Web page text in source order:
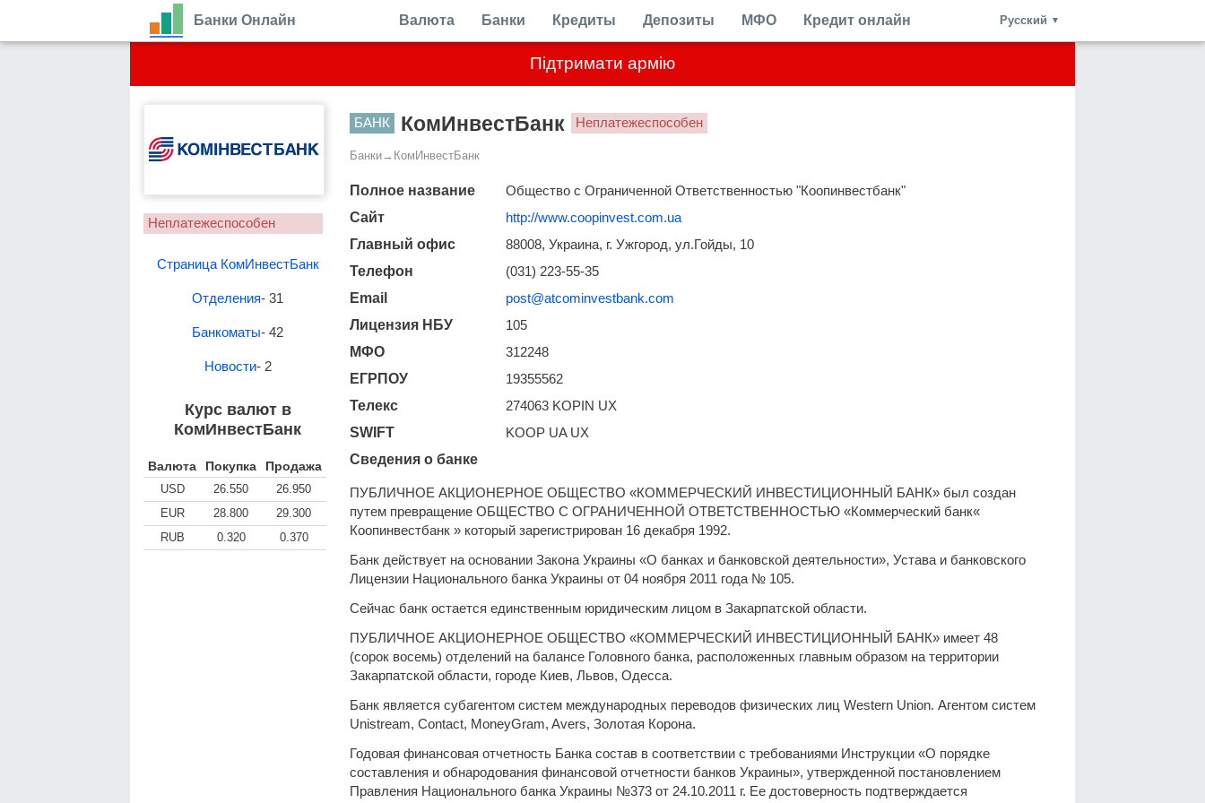
Підтримати армію
Банки Онлайн Валюта Банки Кредиты Депозиты МФО Кредит онлайн Русский ▼
Неплатежеспособен
Страница КомИнвестБанк
Отделения- 31
Банкоматы- 42
Новости- 2
Курс валют в
КомИнвестБанк
Валюта Покупка Продажа
USD 26.550
26.950
EUR
28.800
29.300
RUB
0.320 0.370
БАНК КомИнвестБанк Неплатежеспособен
Банки→ КомИнвестБанк
Полное название
Общество с Ограниченной Ответственностью "Коопинвестбанк"
Сайт
http://www.coopinvest.com.ua
Главный офис
88008, Украина, г. Ужгород, ул.Гойды, 10
Телефон
(031) 223-55-35
Email
post@atcominvestbank.com
Лицензия НБУ
105
МФО
312248
ЕГРПОУ
19355562
Телекс
274063 KOPIN UX
SWIFT
KOOP UA UX
Сведения о банке
ПУБЛИЧНОЕ АКЦИОНЕРНОЕ ОБЩЕСТВО «КОММЕРЧЕСКИЙ ИНВЕСТИЦИОННЫЙ БАНК» был создан
путем превращение ОБЩЕСТВО С ОГРАНИЧЕННОЙ ОТВЕТСТВЕННОСТЬЮ «Коммерческий банк«
Коопинвестбанк » который зарегистрирован 16 декабря 1992.
Банк действует на основании Закона Украины «О банках и банковской деятельности», Устава и банковского
Лицензии Национального банка Украины от 04 ноября 2011 года № 105.
Сейчас банк остается единственным юридическим лицом в Закарпатской области.
ПУБЛИЧНОЕ АКЦИОНЕРНОЕ ОБЩЕСТВО «КОММЕРЧЕСКИЙ ИНВЕСТИЦИОННЫЙ БАНК» имеет 48
(сорок восемь) отделений на балансе Головного банка, расположенных главным образом на территории
Закарпатской области, городе Киев, Львов, Одесса.
Банк является субагентом систем международных переводов физических лиц Western Union. Агентом систем
Unistream, Contact, MoneyGram, Avers, Золотая Корона.
Годовая финансовая отчетность Банка состав в соответствии с требованиями Инструкции «О порядке
составления и обнародования финансовой отчетности банков Украины», утвержденной постановлением
Правления Национального банка Украины №373 от 24.10.2011 г. Ее достоверность подтверждается